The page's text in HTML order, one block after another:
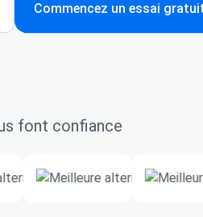
Commencez un essai
font confiance